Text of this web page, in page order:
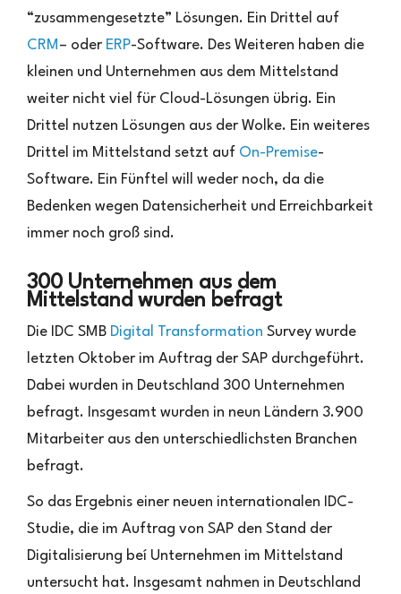
“zusammengesetzte” Lösungen. Ein Drittel auf
CRM – oder ERP-Software. Des Weiteren haben die
kleinen und Unternehmen aus dem Mittelstand
weiter nicht viel für Cloud-Lösungen übrig. Ein
Drittel nutzen Lösungen aus der Wolke. Ein weiteres
Drittel im Mittelstand setzt auf On-Premise-
Software. Ein Fünftel will weder noch, da die
Bedenken wegen Datensicherheit und Erreichbarkeit
immer noch groß sind.
300 Unternehmen aus dem
Mittelstand wurden befragt
Die IDC SMB Digital Transformation Survey wurde
letzten Oktober im Auftrag der SAP durchgeführt.
Dabei wurden in Deutschland 300 Unternehmen
befragt. Insgesamt wurden in neun Ländern 3.900
Mitarbeiter aus den unterschiedlichsten Branchen
befragt.
So das Ergebnis einer neuen internationalen IDC-
Studie, die im Auftrag von SAP den Stand der
Digitalisierung beí Unternehmen im Mittelstand
untersucht hat. Insgesamt nahmen in Deutschland